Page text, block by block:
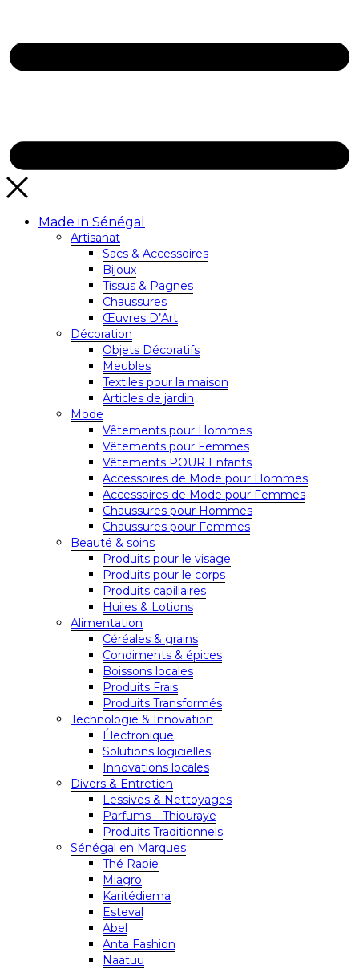
Made in Sénégal
Artisanat
Sacs & Accessoires
Bijoux
Tissus & Pagnes
Chaussures
Œuvres D’Art
Décoration
Objets Décoratifs
Meubles
Textiles pour la maison
Articles de jardin
Mode
Vêtements pour Hommes
Vêtements pour Femmes
Vêtements POUR Enfants
Accessoires de Mode pour Hommes
Accessoires de Mode pour Femmes
Chaussures pour Hommes
Chaussures pour Femmes
Beauté & soins
Produits pour le visage
Produits pour le corps
Produits capillaires
Huiles & Lotions
Alimentation
Céréales & grains
Condiments & épices
Boissons locales
Produits Frais
Produits Transformés
Technologie & Innovation
Électronique
Solutions logicielles
Innovations locales
Divers & Entretien
Lessives & Nettoyages
Parfums – Thiouraye
Produits Traditionnels
Sénégal en Marques
Thé Rapie
Miagro
Karitédiema
Esteval
Abel
Anta Fashion
Naatuu